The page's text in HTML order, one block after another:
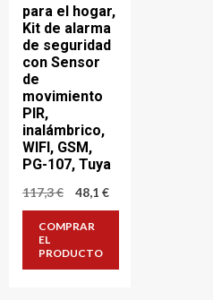
para el hogar,
Kit de alarma
de seguridad
con Sensor
de
movimiento
PIR,
inalámbrico,
WIFI, GSM,
PG-107, Tuya
117,3€
El
original
117,3 €.
48,1 €El
COMPRAR
EL
PRODUCTO